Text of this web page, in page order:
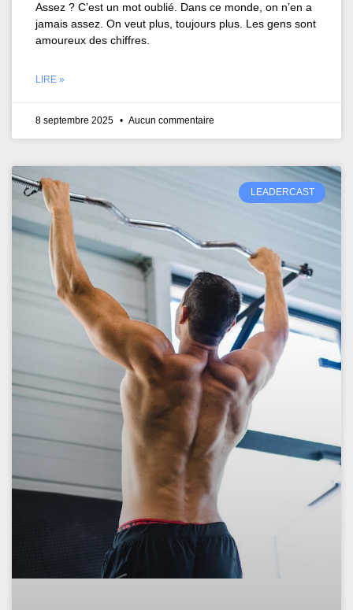
Assez ? C’est un mot oublié. Dans ce monde, on n’en a
jamais assez. On veut plus, toujours plus. Les gens sont
amoureux des chiffres.
LIRE »
8 septembre 2025 Aucun commentaire
LEADERCAST